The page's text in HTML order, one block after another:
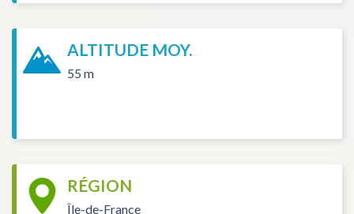
ALTITUDE MOY.
55 m
RÉGION
Île-de-France